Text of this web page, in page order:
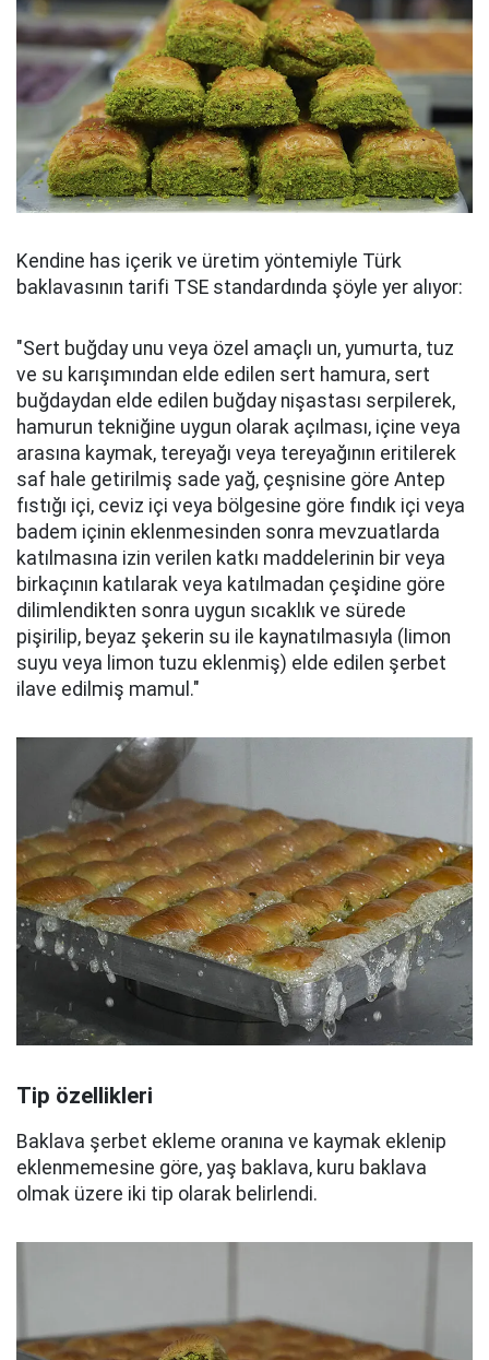
Kendine has içerik ve üretim yöntemiyle Türk
baklavasının tarifi TSE standardında şöyle yer alıyor:
"Sert buğday unu veya özel amaçlı un, yumurta, tuz
ve su karışımından elde edilen sert hamura, sert
buğdaydan elde edilen buğday nişastası serpilerek,
hamurun tekniğine uygun olarak açılması, içine veya
arasına kaymak, tereyağı veya tereyağının eritilerek
saf hale getirilmiş sade yağ, çeşnisine göre Antep
fıstığı içi, ceviz içi veya bölgesine göre fındık içi veya
badem içinin eklenmesinden sonra mevzuatlarda
katılmasına izin verilen katkı maddelerinin bir veya
birkaçının katılarak veya katılmadan çeşidine göre
dilimlendikten sonra uygun sıcaklık ve sürede
pişirilip, beyaz şekerin su ile kaynatılmasıyla (limon
suyu veya limon tuzu eklenmiş) elde edilen şerbet
ilave edilmiş mamul."
Tip özellikleri
Baklava şerbet ekleme oranına ve kaymak eklenip
eklenmemesine göre, yaş baklava, kuru baklava
olmak üzere iki tip olarak belirlendi.